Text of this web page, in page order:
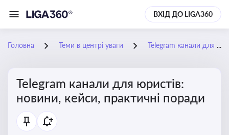
ВХІД ДО LIGA360
Головна Теми в центрі уваги Telegram канали для юристів: новини, кейси, практичні поради
Telegram канали для юристів:
новини, кейси, практичні поради